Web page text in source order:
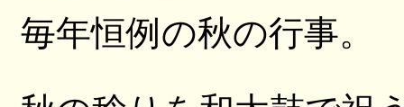
毎年恒例の秋の行事。